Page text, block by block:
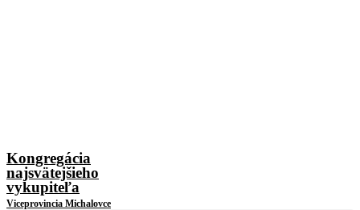
Kongregácia
najsvätejšieho
vykupiteľa
Viceprovincia Michalovce